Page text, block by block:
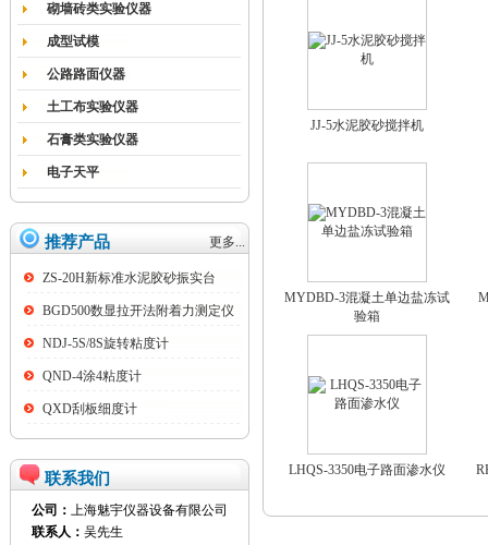
砌墙砖类实验仪器
成型试模
公路路面仪器
土工布实验仪器
石膏类实验仪器
电子天平
推荐产品 更多...
ZS-20H新标准水泥胶砂振实台
BGD500数显拉开法附着力测定仪
NDJ-5S/8S旋转粘度计
QND-4涂4粘度计
QXD刮板细度计
联系我们
公司： 上海魅宇仪器设备有限公司
联系人： 吴先生
JJ-5水泥胶砂搅拌机
MYDBD-3混凝土单边盐冻试
验箱
LHQS-3350电子路面渗水仪